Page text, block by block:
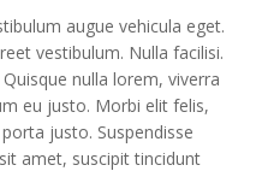
augue vehicula eget.
vestibulum. Nulla facilisi.
nulla lorem, viverra
eu justo. Morbi elit felis,
justo. Suspendisse
amet, suscipit tincidunt